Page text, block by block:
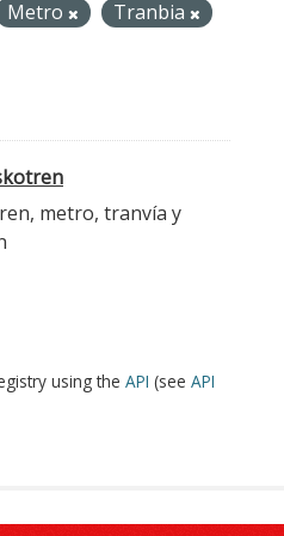
Metro
Tranbia
metro, tranvía y
using the API (see API